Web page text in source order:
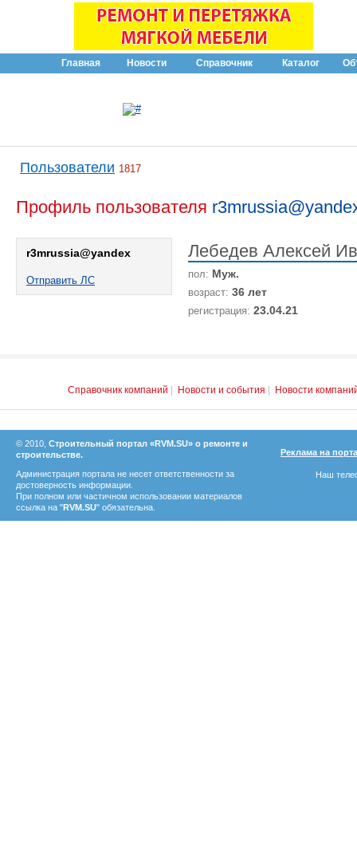
Главная Новости Справочник Каталог
Пользователи 1817
Профиль пользователя
r3mrussia@yandex
Отправить ЛС
Лебедев Алексей
пол: Муж.
возраст: 36 лет
регистрация: 23.04.21
Справочник компаний Новости и события Новости
© 2010, Строительный портал «RVM.SU» о ремонте и
строительстве.
Администрация портала не несет ответственности за
достоверность информации.
При полном или частичном использовании материалов
ссылка на "RVM.SU" обязательна.
Реклама на
Наш